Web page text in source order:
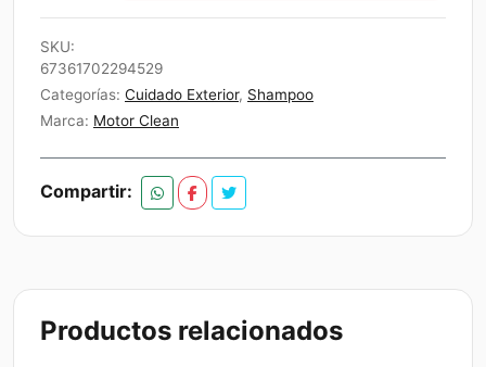
$25.000.$23.750.
Ph
Neutro
Car
wash
Motor
cantidad
SKU:
67361702294529
Categorías: Cuidado Exterior, Shampoo
Marca: Motor Clean
Compartir:
Productos relacionados